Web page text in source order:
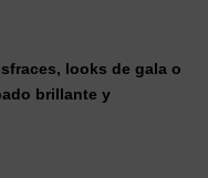
looks de gala o
brillante y